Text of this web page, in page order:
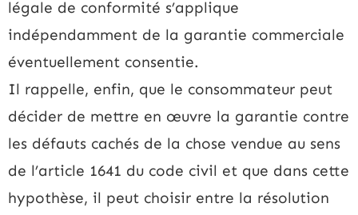
légale de conformité s’applique
indépendamment de la garantie commerciale
éventuellement consentie.
Il rappelle, enfin, que le consommateur peut
décider de mettre en œuvre la garantie contre
les défauts cachés de la chose vendue au sens
de l’article 1641 du code civil et que dans cette
hypothèse, il peut choisir entre la résolution